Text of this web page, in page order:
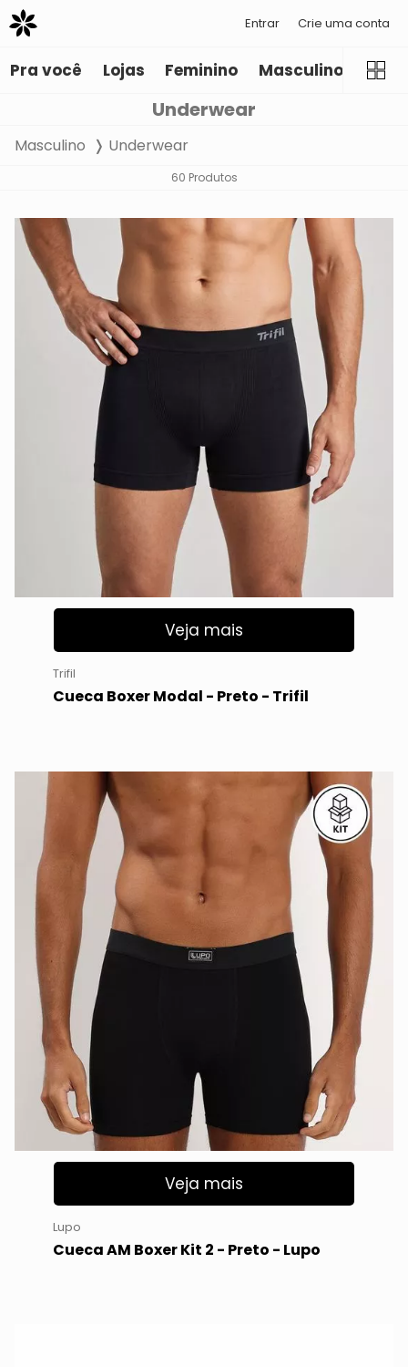
Entrar Crie uma conta
Pra você Lojas Feminino Masculino
Underwear
Masculino Underwear
60 Produtos
Veja mais
Trifil
Cueca Boxer Modal - Preto - Trifil
Veja mais
Lupo
Cueca AM Boxer Kit 2 - Preto - Lupo